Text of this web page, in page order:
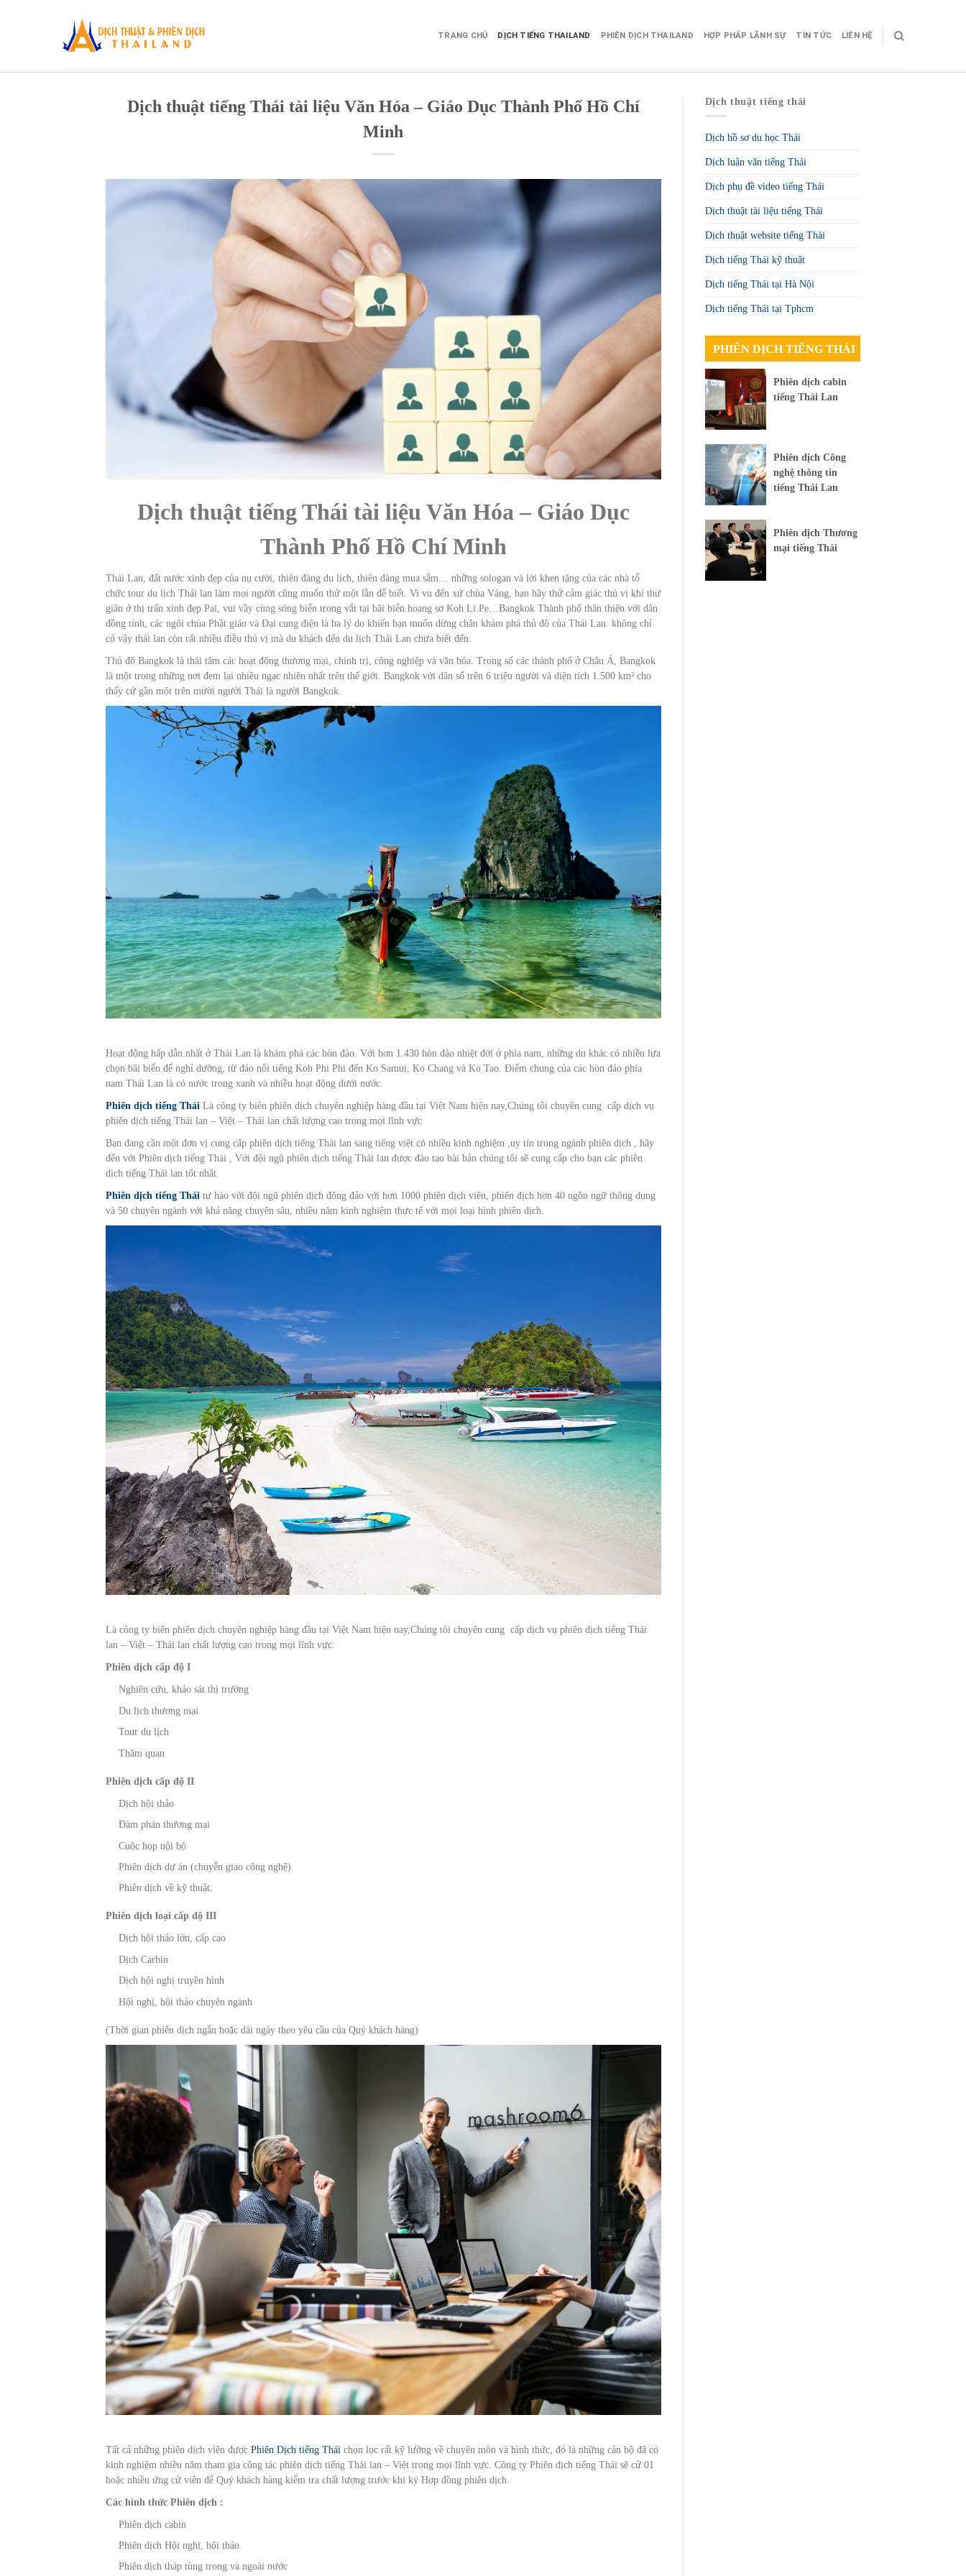
TRANG CHỦ DỊCH TIẾNG THAILAND PHIÊN DỊCH THAILAND HỢP PHÁP LÃNH SỰ TIN TỨC LIÊN HỆ
Dịch thuật tiếng Thái tài liệu Văn Hóa – Giáo Dục Thành Phố Hồ Chí
Minh
Dịch thuật tiếng Thái tài liệu Văn Hóa – Giáo Dục
Thành Phố Hồ Chí Minh
Thái Lan, đất nước xinh đẹp của nụ cười, thiên đàng du lịch, thiên đàng mua sắm… những sologan và lời khen tặng của các nhà tổ
chức tour du lịch Thái lan làm mọi người cũng muốn thử một lần để biết. Vi vu đến xứ chùa Vàng, bạn hãy thử cảm giác thú vị khi thư
giãn ở thị trấn xinh đẹp Pai, vui vầy cùng sóng biển trong vắt tại bãi biển hoang sơ Koh Li Pe…Bangkok Thành phố thân thiện với dân
đồng tính, các ngôi chùa Phật giáo và Đại cung điện là ba lý do khiến bạn muốn dừng chân khám phá thủ đô của Thái Lan. không chỉ
có vậy thái lan còn rất nhiều điều thú vị mà du khách đến du lịch Thái Lan chưa biết đến.
Thủ đô Bangkok là thái tâm các hoạt động thương mại, chính trị, công nghiệp và văn hóa. Trong số các thành phố ở Châu Á, Bangkok
là một trong những nơi đem lại nhiều ngạc nhiên nhất trên thế giới. Bangkok với dân số trên 6 triệu người và diện tích 1.500 km² cho
thấy cứ gần một trên mười người Thái là người Bangkok.
Hoạt động hấp dẫn nhất ở Thái Lan là khám phá các hòn đảo. Với hơn 1.430 hòn đảo nhiệt đới ở phía nam, những du khác có nhiều lựa
chọn bãi biển để nghỉ dưỡng, từ đảo nổi tiếng Koh Phi Phi đến Ko Samui, Ko Chang và Ko Tao. Điểm chung của các hòn đảo phía
nam Thái Lan là có nước trong xanh và nhiều hoạt động dưới nước.
Phiên dịch tiếng Thái Là công ty biên phiên dịch chuyên nghiệp hàng đầu tại Việt Nam hiện nay,Chúng tôi chuyên cung cấp dịch vụ
phiên dịch tiếng Thái lan – Việt – Thái lan chất lượng cao trong mọi lĩnh vực
Bạn đang cần một đơn vị cung cấp phiên dịch tiếng Thái lan sang tiếng việt có nhiều kinh nghiệm ,uy tín trong ngành phiên dịch , hãy
đến với Phiên dịch tiếng Thái , Với đội ngũ phiên dịch tiếng Thái lan được đào tạo bài bản chúng tôi sẽ cung cấp cho bạn các phiên
dịch tiếng Thái lan tốt nhât.
Phiên dịch tiếng Thái tự hào với đội ngũ phiên dịch đông đảo với hơn 1000 phiên dịch viên, phiên dịch hơn 40 ngôn ngữ thông dụng
và 50 chuyên ngành với khả năng chuyên sâu, nhiều năm kinh nghiệm thực tế với mọi loại hình phiên dịch.
Là công ty biên phiên dịch chuyên nghiệp hàng đầu tại Việt Nam hiện nay,Chúng tôi chuyên cung cấp dịch vụ phiên dịch tiếng Thái
lan – Việt – Thái lan chất lượng cao trong mọi lĩnh vực:
Phiên dịch cấp độ I
Nghiên cứu, khảo sát thị trường
Du lịch thương mại
Tour du lịch
Thăm quan
Phiên dịch cấp độ II
Dịch hội thảo
Đàm phán thương mại
Cuộc họp nội bộ
Phiên dịch dự án (chuyển giao công nghệ)
Phiên dịch về kỹ thuật.
Phiên dịch loại cấp độ III
Dịch hội thảo lớn, cấp cao
Dịch Carbin
Dịch hội nghị truyền hình
Hội nghị, hội thảo chuyên ngành
(Thời gian phiên dịch ngắn hoặc dài ngày theo yêu cầu của Quý khách hàng)
Tất cả những phiên dịch viên được Phiên Dịch tiếng Thái chọn lọc rất kỹ lưỡng về chuyên môn và hình thức, đó là những cán bộ đã có
kinh nghiệm nhiều năm tham gia công tác phiên dịch tiếng Thái lan – Việt trong mọi lĩnh vực. Công ty Phiên dịch tiếng Thái sẽ cử 01
hoặc nhiều ứng cử viên để Quý khách hàng kiểm tra chất lượng trước khi ký Hợp đồng phiên dịch.
Các hình thức Phiên dịch :
Phiên dịch cabin
Phiên dịch Hội nghị, hội thảo
Phiên dịch tháp tùng trong và ngoài nước
Dịch thuật tiếng thái
Dịch hồ sơ du học Thái
Dịch luận văn tiếng Thái
Dịch phụ đề video tiếng Thái
Dịch thuật tài liệu tiếng Thái
Dịch thuật website tiếng Thái
Dịch tiếng Thái kỹ thuật
Dịch tiếng Thái tại Hà Nội
Dịch tiếng Thái tại Tphcm
PHIÊN DỊCH TIẾNG THÁI
Phiên dịch cabin
tiếng Thái Lan
Phiên dịch Công
nghệ thông tin
tiếng Thái Lan
Phiên dịch Thương
mại tiếng Thái